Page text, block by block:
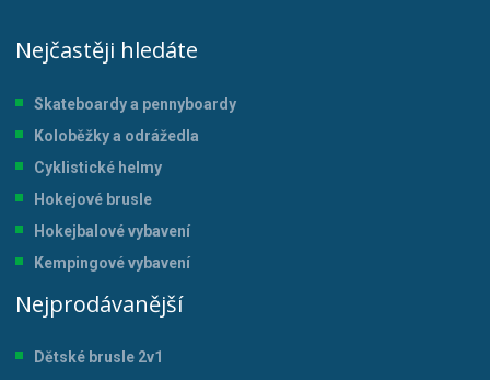
Nejčastěji hledáte
Skateboardy a pennyboardy
Koloběžky a odrážedla
Cyklistické helmy
Hokejové brusle
Hokejbalové vybavení
Kempingové vybavení
Nejprodávanější
Dětské brusle 2v1